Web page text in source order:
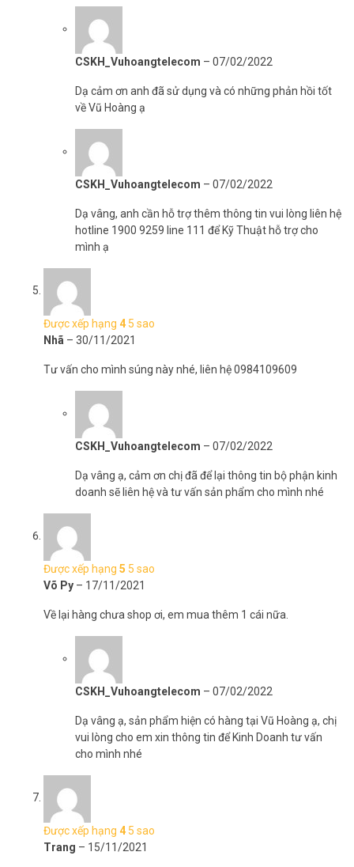
khi vào làm việc
Súng xịt khử khuẩn cầm tay Nano K5 tiện ích cho gia đình trong
mùa dịch Covid
>>> Xem thêm: Khóa vân taycao cấp, nhập khẩu chính
hãng, giá tốt nhất hiện nay
Lưu ý khi sử dụng súng xịt khử khuẩn cầm tay Nano K5
Thường xuyên vệ sinh máy phun khử trùng cầm tay
Để nơi khô ráo, thoáng mát khi không sử dụng
Kết hợp với dung dịch khử khuẩn Nano bạc để diệt khuẩn hiệu
Không dùng phun cồn y tế, xăng dầu, dung môi, hoá chất có
tính gây cháy, bắt lửa,..
>>> Xem thêm: Chuyên cung cấp các dòng
giám sát chất lượng tốt nhất hiện nay
Thông tin súng xịt khử khuẩn cầm tay
Nano K5
– Dung tích chai 380ml.
– Chất liệu nhựa.
– Khoảng cách phun: 1 ~ 1.5 mét.
– Dung lượng pin: 2000mAh.
– Thời gian sử dụng: 3 tiếng.
– Sạc điện áp: DC 5V/1A.
– Thời gian sạc: 2 tiếng.
CSKH_Vuhoangtelecom – 07/02/2022
Dạ cảm ơn anh đã sử dụng và có những phản hồi tốt
về Vũ Hoàng ạ
CSKH_Vuhoangtelecom – 07/02/2022
Dạ vâng, anh cần hỗ trợ thêm thông tin vui lòng liên hệ
hotline 1900 9259 line 111 để Kỹ Thuật hỗ trợ cho
mình ạ
Được xếp hạng 4 5 sao
Nhã – 30/11/2021
Tư vấn cho mình súng này nhé, liên hệ 0984109609
CSKH_Vuhoangtelecom – 07/02/2022
Dạ vâng ạ, cảm ơn chị đã để lại thông tin bộ phận kinh
doanh sẽ liên hệ và tư vấn sản phẩm cho mình nhé
Được xếp hạng 5 5 sao
Võ Py – 17/11/2021
Về lại hàng chưa shop ơi, em mua thêm 1 cái nữa.
CSKH_Vuhoangtelecom – 07/02/2022
Dạ vâng ạ, sản phẩm hiện có hàng tại Vũ Hoàng ạ, chị
vui lòng cho em xin thông tin để Kinh Doanh tư vấn
cho mình nhé
Được xếp hạng 4 5 sao
Trang – 15/11/2021